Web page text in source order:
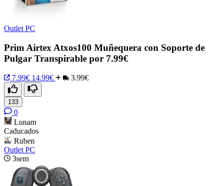
Outlet PC
Prim Airtex Atxos100 Muñequera con Soporte de
Pulgar Transpirable por 7.99€
7.99€ 14.99€ 3.99€
133
0
Lunam
Caducados
Ruben
Outlet PC
3sem